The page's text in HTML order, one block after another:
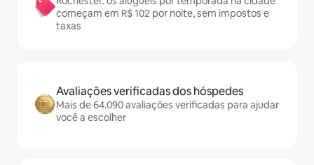
começam em R$ 102 por noite, sem impostos e
taxas
Avaliações verificadas dos hóspedes
Mais de 64.090 avaliações verificadas para ajudar
você a escolher